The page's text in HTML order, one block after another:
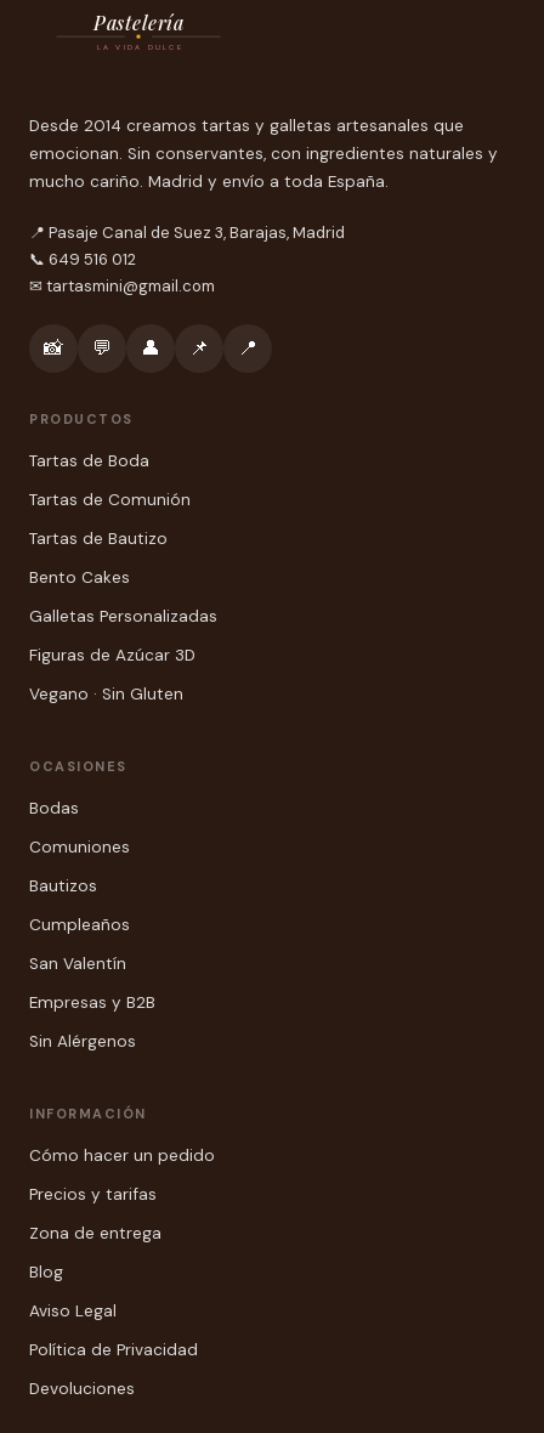
Pastelería
LA VIDA DULCE
Desde 2014 creamos tartas y galletas artesanales que
emocionan. Sin conservantes, con ingredientes naturales y
mucho cariño. Madrid y envío a toda España.
📍 Pasaje Canal de Suez 3, Barajas, Madrid
📞 649 516 012
✉ tartasmini@gmail.com
📸 💬 👤 📌 📍
PRODUCTOS
Tartas de Boda
Tartas de Comunión
Tartas de Bautizo
Bento Cakes
Galletas Personalizadas
Figuras de Azúcar 3D
Vegano · Sin Gluten
OCASIONES
Bodas
Comuniones
Bautizos
Cumpleaños
San Valentín
Empresas y B2B
Sin Alérgenos
INFORMACIÓN
Cómo hacer un pedido
Precios y tarifas
Zona de entrega
Blog
Aviso Legal
Política de Privacidad
Devoluciones